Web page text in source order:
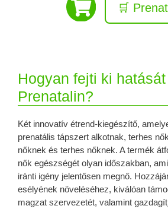
🛒
Hogyan fejti ki hatását
Prenatalin?
Két innovatív étrend-kiegészítő,
prenatális tápszert alkotnak, terhes
nőknek és terhes nőknek. A termék
nők egészségét olyan időszakban,
iránti igény jelentősen megnő.
esélyének növeléséhez, kiválóan
magzat szervezetét, valamint